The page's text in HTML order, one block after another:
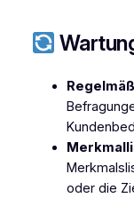
oder die